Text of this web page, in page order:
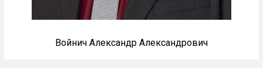
Войнич Александр Александрович